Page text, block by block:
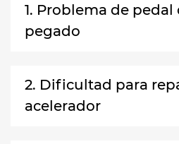
1. Problema de
pegado
2. Dificultad para
acelerador